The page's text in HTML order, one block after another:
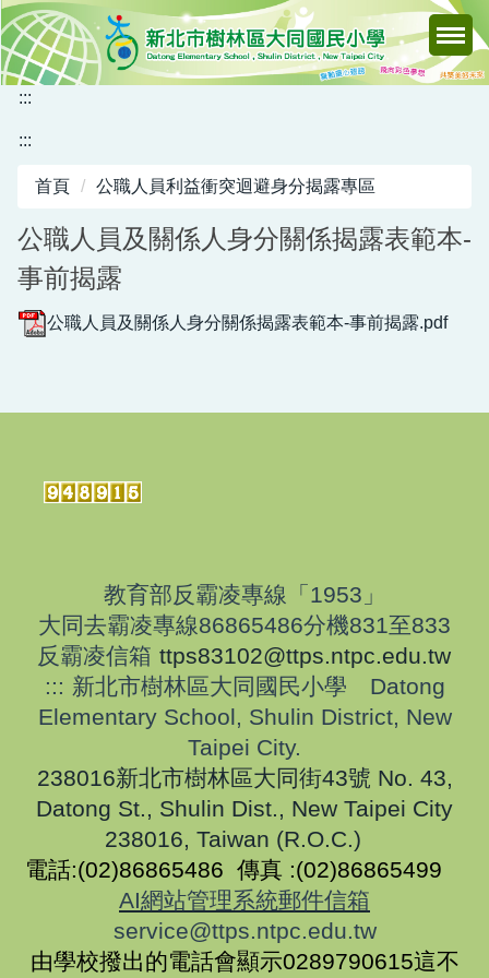
跳
到
主
要
容
:::
:::
首頁 公職人員利益衝突迴避身分揭露專區
公職人員及關係人身分關係揭露表範本-
事前揭露
公職人員及關係人身分關係揭露表範本-事前揭露.pdf
教育部反霸凌專線「1953」
大同去霸凌專線86865486分機831至833
反霸凌信箱 ttps83102@ttps.ntpc.edu.tw
::: 新北市樹林區大同國民小學 Datong
Elementary School, Shulin District, New
Taipei City.
238016新北市樹林區大同街43號 No. 43,
Datong St., Shulin Dist., New Taipei City
238016, Taiwan (R.O.C.)
電話:(02)86865486 傳真 :(02)86865499
AI網站管理系統郵件信箱
service@ttps.ntpc.edu.tw
由學校撥出的電話會顯示0289790615這不